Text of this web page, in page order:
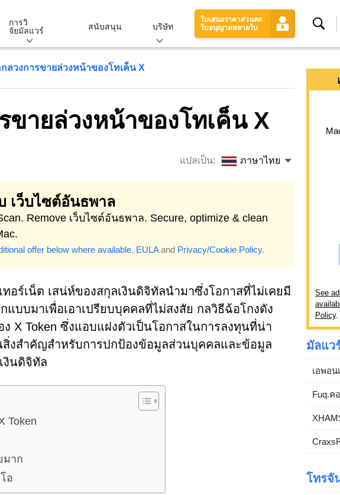
การวิ
จัยมัลแวร์
สนับสนุน บริษัท
ใบเสนอราคาส่วนลด
ใบอนุญาตหลายใบ
ค้นหา
ลวงการขายล่วงหน้าของโทเค็น X
ขายล่วงหน้าของโทเค็น X
แปลเป็น: ภาษาไทย
เว็บไซต์อันธพาล
Remove เว็บไซต์อันธพาล. Secure, optimize & clean
offer below where available. EULAand Privacy/Cookie Policy.
อร์เน็ต เสน่ห์ของสกุลเงินดิจิทัลนำมาซึ่งโอกาสที่ไม่เคยมี
แบบมาเพื่อเอาเปรียบบุคคลที่ไม่สงสัย กลวิธีฉ้อโกงดัง
X Token ซึ่งแอบแฝงตัวเป็นโอกาสในการลงทุนที่น่า
สิ่งสำคัญสำหรับการปกป้องข้อมูลส่วนบุคคลและข้อมูล
งินดิจิทัล
Token
มาก
อ
See
Policy.
มัลแว
เอพอ
Fuq.ค
โทรจั